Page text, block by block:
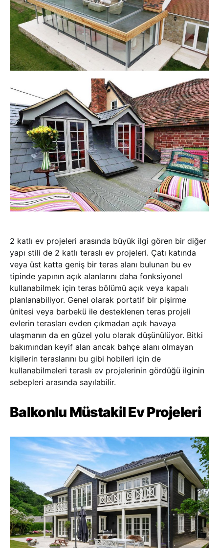
2 katlı ev projeleri arasında büyük ilgi gören bir diğer
yapı stili de 2 katlı teraslı ev projeleri. Çatı katında
veya üst katta geniş bir teras alanı bulunan bu ev
tipinde yapının açık alanlarını daha fonksiyonel
kullanabilmek için teras bölümü açık veya kapalı
planlanabiliyor. Genel olarak portatif bir pişirme
ünitesi veya barbekü ile desteklenen teras projeli
evlerin terasları evden çıkmadan açık havaya
ulaşmanın da en güzel yolu olarak düşünülüyor. Bitki
bakımından keyif alan ancak bahçe alanı olmayan
kişilerin teraslarını bu gibi hobileri için de
kullanabilmeleri teraslı ev projelerinin gördüğü ilginin
sebepleri arasında sayılabilir.
Balkonlu Müstakil Ev Projeleri